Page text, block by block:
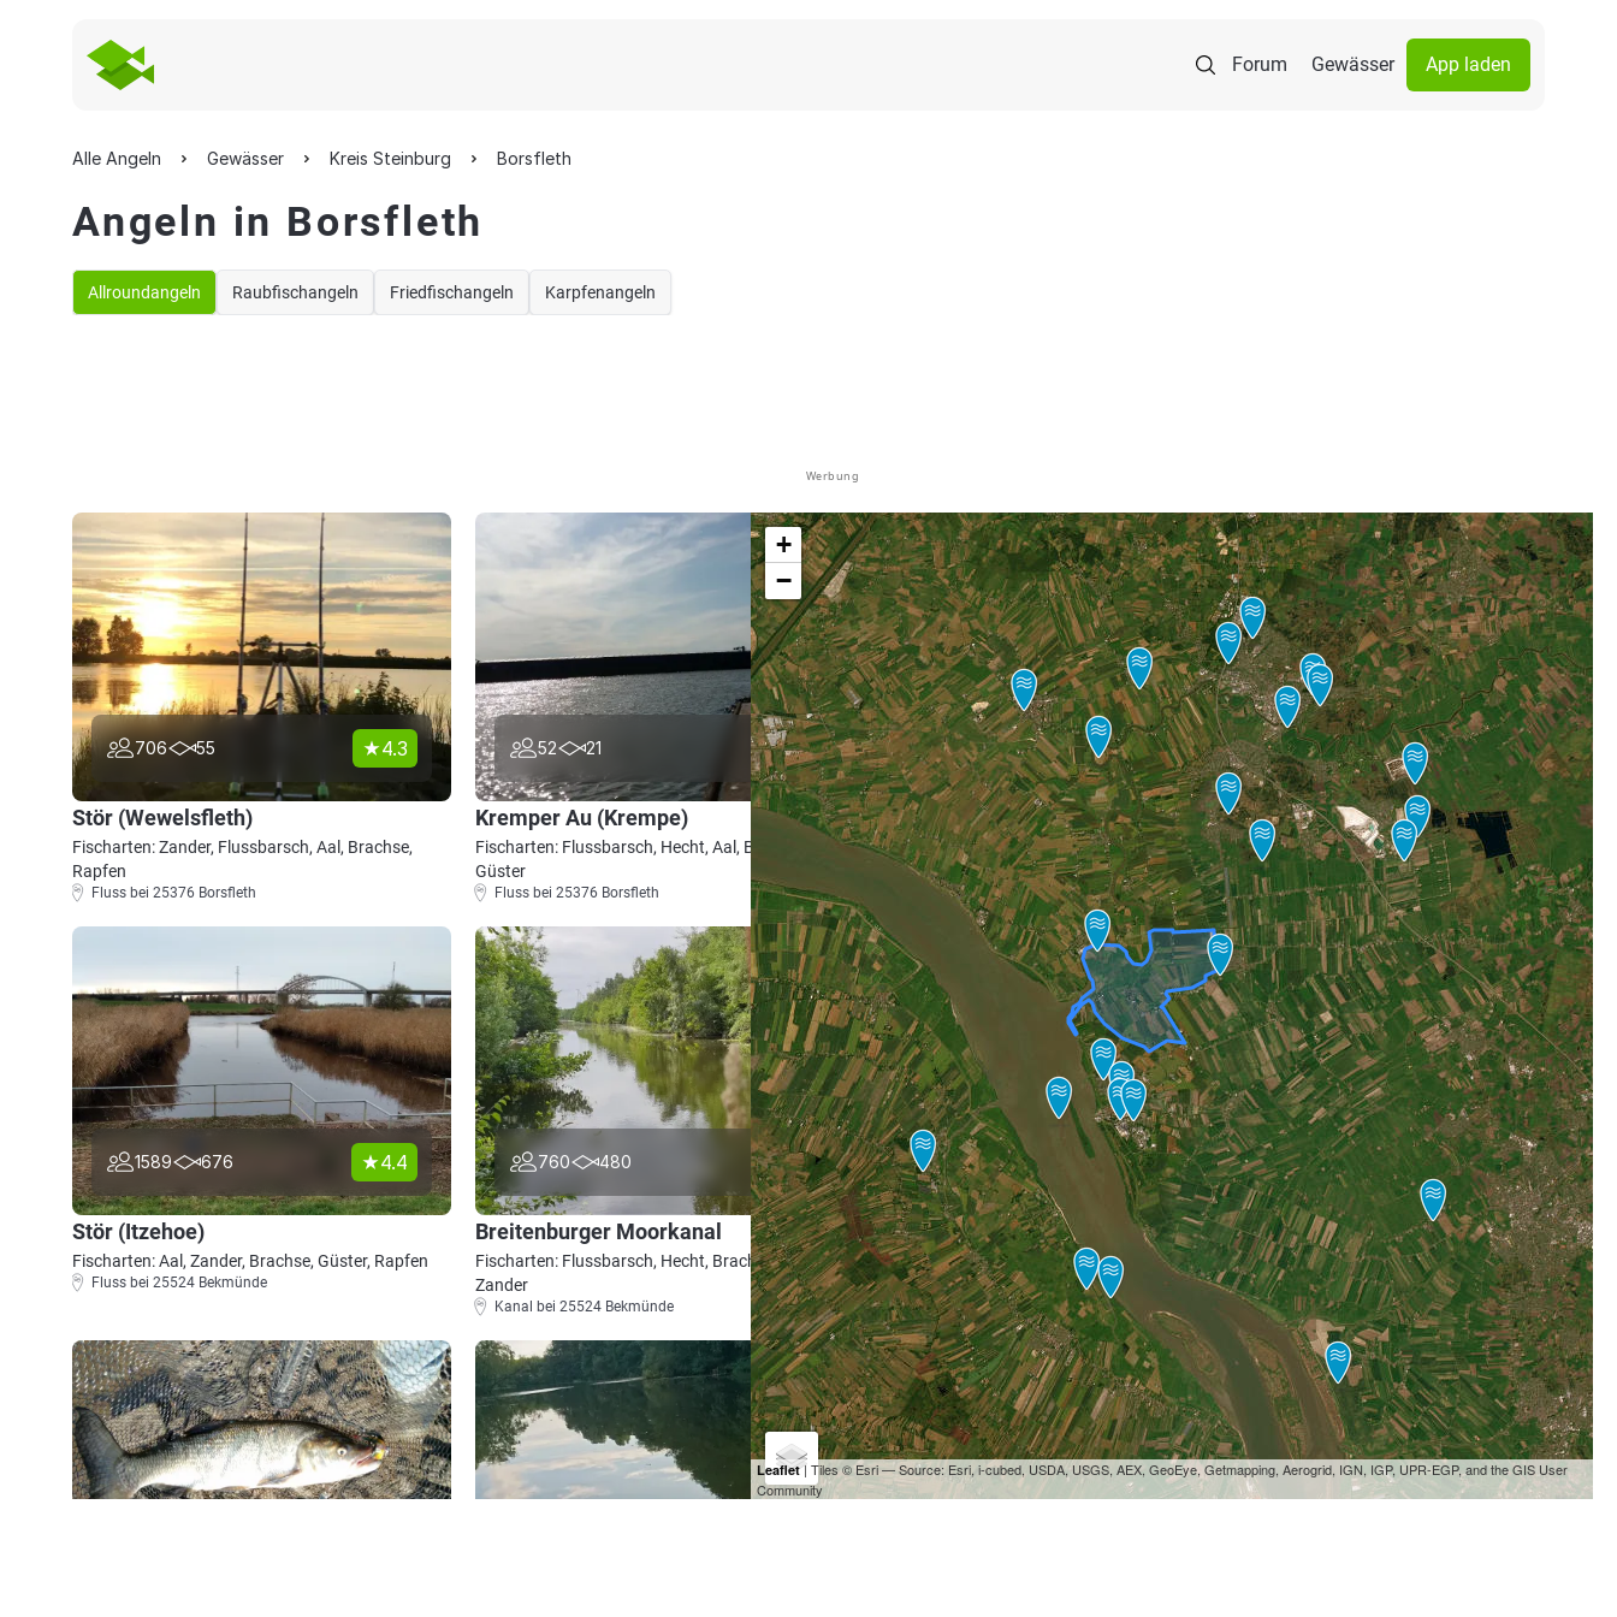
Forum Gewässer App laden
Alle Angeln Gewässer Kreis Steinburg Borsfleth
Angeln in Borsfleth
Allroundangeln Raubfischangeln Friedfischangeln Karpfenangeln
Werbung
706 55 4.3
Stör (Wewelsfleth)
Fischarten: Zander, Flussbarsch, Aal, Brachse,
Rapfen
Fluss bei 25376 Borsfleth
52 21 4.7
Kremper Au (Krempe)
Fischarten: Flussbarsch, Hecht, Aal, Brachse,
Güster
Fluss bei 25376 Borsfleth
1589 676 4.4
Stör (Itzehoe)
Fischarten: Aal, Zander, Brachse, Güster, Rapfen
Fluss bei 25524 Bekmünde
760 480 4.6
Breitenburger Moorkanal
Fischarten: Flussbarsch, Hecht, Brachse, Karpfen,
Zander
Kanal bei 25524 Bekmünde
+
−
Leaflet| Tiles © Esri — Source: Esri, i-cubed, USDA, USGS, AEX, GeoEye, Getmapping, Aerogrid, IGN, IGP, UPR-EGP, and the GIS User
Community